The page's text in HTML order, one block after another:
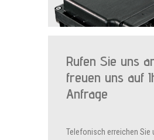
Rufen Sie uns
freuen uns auf
Anfrage
Telefonisch erreichen Sie